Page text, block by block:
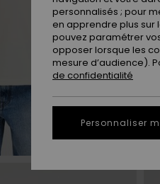
personnalisés ; pour
en apprendre plus sur
pouvez paramétrer
opposer lorsque les
mesure d’audience).
de confidentialité
Personnaliser